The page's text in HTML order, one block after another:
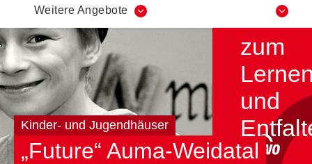
Weitere Angebote
Kinder- und Jugendhäuser
„Future“ Auma-Weidatal
zum
und